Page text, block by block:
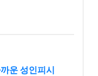
운 성인피시